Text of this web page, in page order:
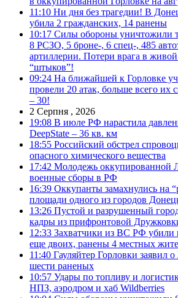
11:10 Ни дня без трагедии! В
убила 2 гражданских, 14 ранены
10:17 Силы обороны уничтожили
8 РСЗО, 5 броне-, 6 спец-, 485
артиллерии. Потери врага в
“штыков”!
09:24 На ближайшей к Горловке
провели 20 атак, больше всего их
– 30!
2 Серпня , 2026
19:08 В июле РФ нарастила
DeepState – 36 кв. км
18:55 Российский обстрел
опасного химического вещества
17:42 Молодежь оккупированной
военные сборы в РФ
16:39 Оккупанты замахнулись на
площади одного из городов
13:26 Пустой и разрушенный
кадры из прифронтовой
12:33 Захватчики из ВС РФ убили
еще двоих, ранены 4 местных
11:40 Гауляйтер Горловки заявил
шести раненых
10:57 Удары по топливу и
НПЗ, аэродром и хаб Wildberries